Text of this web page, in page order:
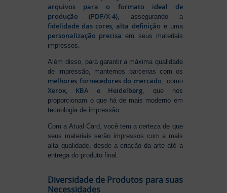
arquivos para o formato ideal de
produção (PDF/X-4), assegurando a
fidelidade das cores, alta definição e uma
personalização precisa em seus materiais
impressos.
Além disso, para garantir a máxima qualidade
de impressão, mantemos parcerias com os
melhores fornecedores do mercado, como
Xerox, KBA e Heidelberg, que nos
proporcionam o que há de mais moderno em
tecnologia de impressão.
Com a Atual Card, você tem a certeza de que
seus materiais serão impressos com a mais
alta qualidade, desde a criação da arte até a
entrega do produto final.
Diversidade de Produtos para suas
Necessidades